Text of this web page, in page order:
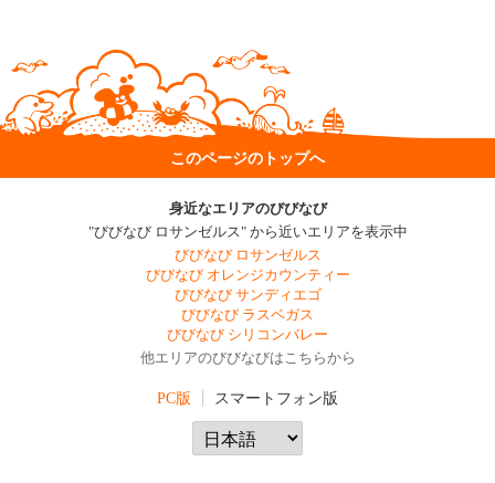
このページのトップへ
身近なエリアのびびなび
"びびなび ロサンゼルス" から近いエリアを表示中
びびなび ロサンゼルス
びびなび オレンジカウンティー
びびなび サンディエゴ
びびなび ラスベガス
びびなび シリコンバレー
他エリアのびびなびはこちらから
PC版 スマートフォン版